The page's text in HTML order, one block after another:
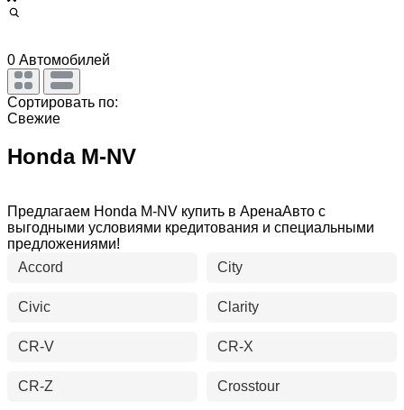
0 Автомобилей
Сортировать по:
Свежие
Honda M-NV
Предлагаем Honda M-NV купить в АренаАвто с
выгодными условиями кредитования и специальными
предложениями!
Accord
City
Civic Clarity
CR-V CR-X
CR-Z Crosstour